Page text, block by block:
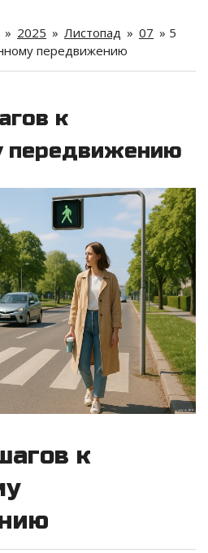
» 2025 » Листопад » 07 » 5
передвижению
к
передвижению
к